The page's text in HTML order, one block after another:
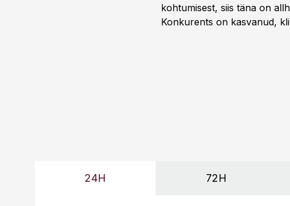
kohtumisest, siis täna on
Konkurents on kasvanud,
24H 72H